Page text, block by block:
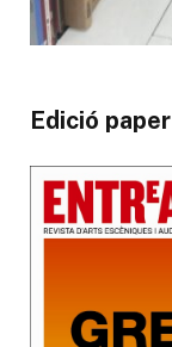
Edició paper